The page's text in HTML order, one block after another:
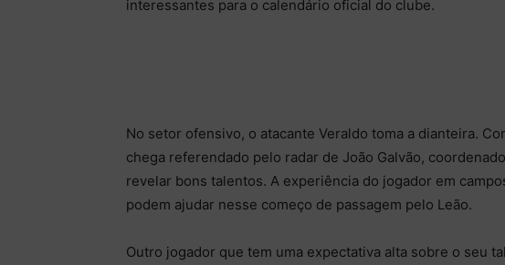
interessantes para o calendário oficial do clube.
No setor ofensivo, o atacante Veraldo toma a dianteira.
chega referendado pelo radar de João Galvão,
revelar bons talentos. A experiência do jogador em
podem ajudar nesse começo de passagem pelo Leão.
Outro jogador que tem uma expectativa alta sobre o seu